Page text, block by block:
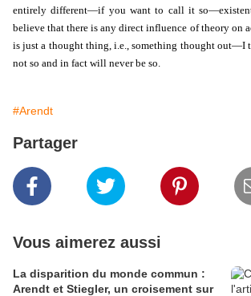
entirely different—if you want to call it
believe that there is any direct influence of theory on
is just a thought thing, i.e., something thought out—I
not so and in fact will never be so.
#Arendt
Partager
Vous aimerez aussi
La disparition du monde commun :
Arendt et Stiegler, un croisement sur